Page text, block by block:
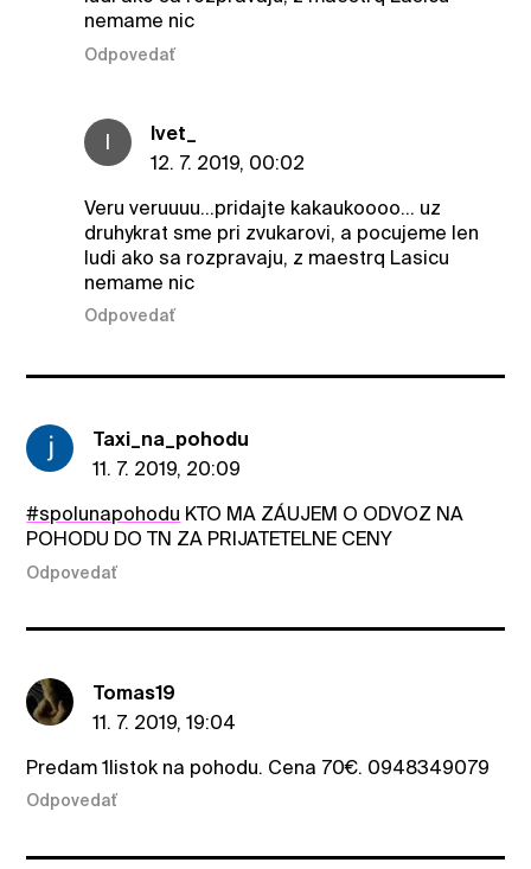
nemame nic
Odpovedať
I
Ivet_
12. 7. 2019, 00:02
Veru veruuuu...pridajte kakaukoooo... uz
druhykrat sme pri zvukarovi, a pocujeme len
ludi ako sa rozpravaju, z maestrq Lasicu
nemame nic
Odpovedať
Taxi_na_pohodu
11. 7. 2019, 20:09
#spolunapohodu KTO MA ZÁUJEM O ODVOZ NA
POHODU DO TN ZA PRIJATETELNE CENY
Odpovedať
Tomas19
11. 7. 2019, 19:04
Predam 1listok na pohodu. Cena 70€. 0948349079
Odpovedať